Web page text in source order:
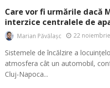
Care vor fi urmările dacă
interzice centralele de
Marian Păvălașc 22
Sistemele de încălzire a
atmosfera cât un automobil,
Cluj-Napoca...